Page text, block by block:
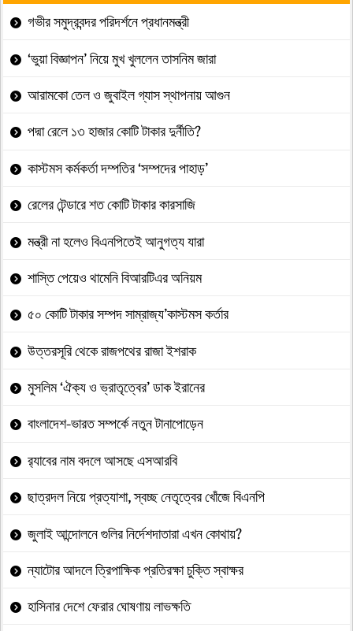
গভীর সমুদ্রবন্দর পরিদর্শনে প্রধানমন্ত্রী
‘ভুয়া বিজ্ঞাপন’ নিয়ে মুখ খুললেন তাসনিম জারা
আরামকো তেল ও জুবাইল গ্যাস স্থাপনায় আগুন
পদ্মা রেলে ১৩ হাজার কোটি টাকার দুর্নীতি?
কাস্টমস কর্মকর্তা দম্পতির ‘সম্পদের পাহাড়’
রেলের টেন্ডারে শত কোটি টাকার কারসাজি
মন্ত্রী না হলেও বিএনপিতেই আনুগত্য যারা
শাস্তি পেয়েও থামেনি বিআরটিএর অনিয়ম
৫০ কোটি টাকার সম্পদ সাম্রাজ্য’কাস্টমস কর্তার
উত্তরসূরি থেকে রাজপথের রাজা ইশরাক
মুসলিম ‘ঐক্য ও ভ্রাতৃত্বের’ ডাক ইরানের
বাংলাদেশ-ভারত সম্পর্কে নতুন টানাপোড়েন
র‍্যাবের নাম বদলে আসছে এসআরবি
ছাত্রদল নিয়ে প্রত্যাশা, স্বচ্ছ নেতৃত্বের খোঁজে বিএনপি
জুলাই আন্দোলনে গুলির নির্দেশদাতারা এখন কোথায়?
ন্যাটোর আদলে ত্রিপাক্ষিক প্রতিরক্ষা চুক্তি স্বাক্ষর
হাসিনার দেশে ফেরার ঘোষণায় লাভক্ষতি